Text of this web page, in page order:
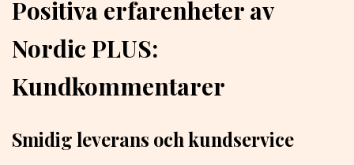
Positiva erfarenheter av
Nordic PLUS:
Kundkommentarer
Smidig leverans och kundservice